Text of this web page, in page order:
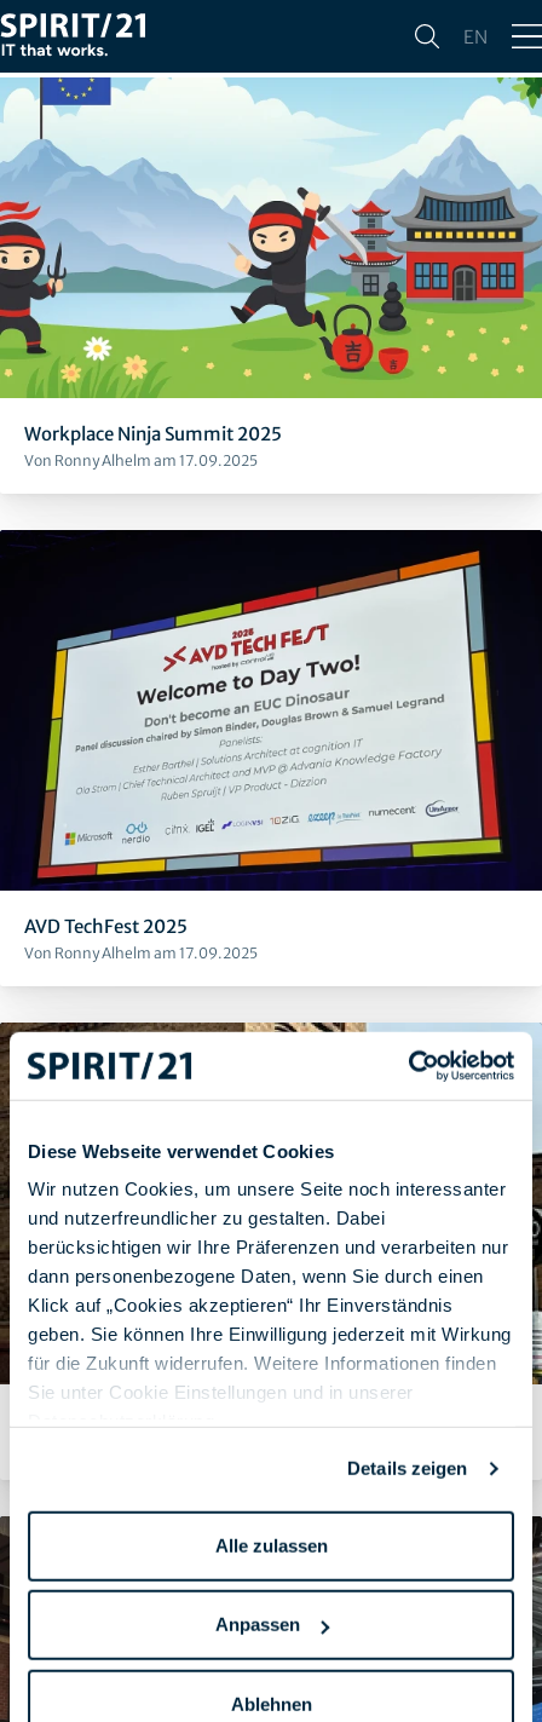
Diese Webseite verwendet Cookies
Wir nutzen Cookies, um unsere Seite noch interessanter
und nutzerfreundlicher zu gestalten. Dabei
berücksichtigen wir Ihre Präferenzen und verarbeiten nur
dann personenbezogene Daten, wenn Sie durch einen
Klick auf „Cookies akzeptieren“ Ihr Einverständnis
geben. Sie können Ihre Einwilligung jederzeit mit Wirkung
für die Zukunft widerrufen. Weitere Informationen finden
Sie unter Cookie Einstellungen und in unserer
Details zeigen
Alle zulassen
Anpassen
Ablehnen
EN
Alle Press
Workplace Ninja Summit 2025
Von Ronny Alhelm am 17.09.2025
AVD TechFest 2025
Von Ronny Alhelm am 17.09.2025